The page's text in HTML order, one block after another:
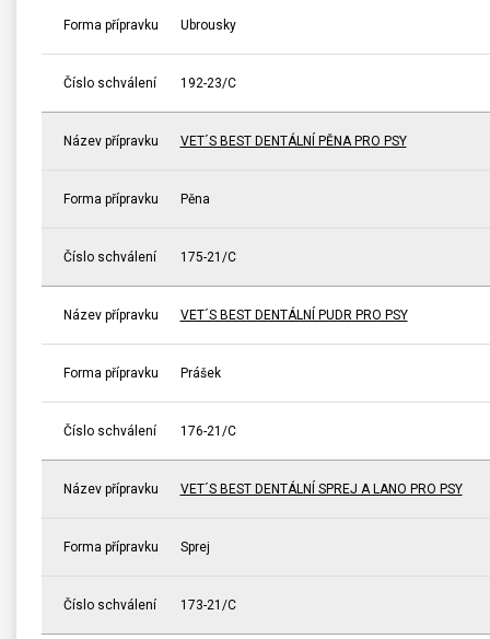
Forma přípravku Ubrousky
Číslo schválení 192-23/C
Název přípravku VET´S BEST DENTÁLNÍ PĚNA PRO PSY
Forma přípravku Pěna
Číslo schválení 175-21/C
Název přípravku VET´S BEST DENTÁLNÍ PUDR PRO PSY
Forma přípravku Prášek
Číslo schválení 176-21/C
Název přípravku VET´S BEST DENTÁLNÍ SPREJ A LANO PRO PSY
Forma přípravku Sprej
Číslo schválení 173-21/C